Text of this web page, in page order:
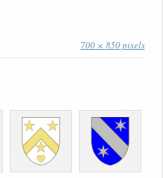
700 × 850 pixels